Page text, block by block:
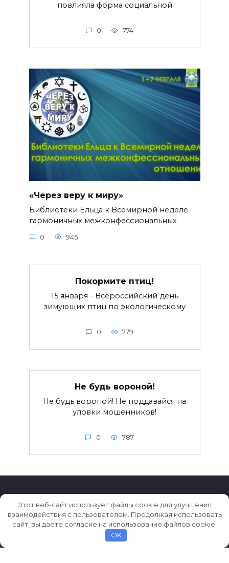
повлияла форма социальной
0 774
«Через веру к миру»
Библиотеки Ельца к Всемирной неделе
гармоничных межконфессиональных
0 945
Покормите птиц!
15 января - Всероссийский день
зимующих птиц по экологическому
0 779
Не будь вороной!
Не будь вороной! Не поддавайся на
уловки мошенников!
0 787
© 2026 Истории ★ Новости ★ Факты ★ Очерки
Этот веб-сайт использует файлы cookie для улучшения
взаимодействия с пользователем. Продолжая использовать
сайт, вы даете согласие на использование файлов cookie.
OK